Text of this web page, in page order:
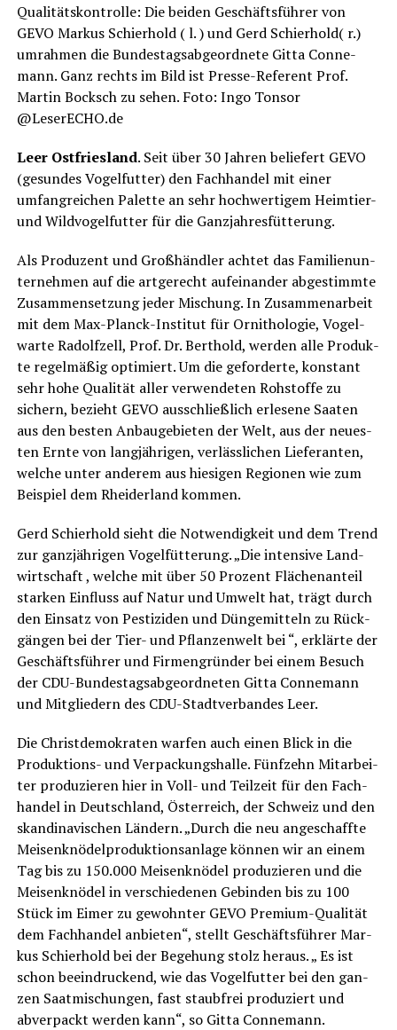
Qua­li­täts­kon­trol­le: Die bei­den Geschäfts­füh­rer von
GEVO Mar­kus Schier­hold ( l. ) und Gerd Schier­hold( r.)
umrah­men die Bun­des­tags­ab­ge­ord­ne­te Git­ta Con­ne­
mann. Ganz rechts im Bild ist Pres­se-Refe­rent Prof.
Mar­tin Bocksch zu sehen. Foto: Ingo Ton­sor
@LeserECHO.de
Leer Ost­fries­land. Seit über 30 Jah­ren belie­fert GEVO
(gesun­des Vogel­fut­ter) den Fach­han­del mit einer
umfang­rei­chen Palet­te an sehr hoch­wer­ti­gem Heim­tier-
und Wild­vo­gel­fut­ter für die Ganzjahresfütterung.
Als Pro­du­zent und Groß­händ­ler ach­tet das Fami­li­en­un­
ter­neh­men auf die art­ge­recht auf­ein­an­der abge­stimm­te
Zusam­men­set­zung jeder Mischung. In Zusam­men­ar­beit
mit dem Max-Planck-Insti­tut für Orni­tho­lo­gie, Vogel­
war­te Radolf­zell, Prof. Dr. Bert­hold, wer­den alle Pro­duk­
te regel­mä­ßig opti­miert. Um die gefor­der­te, kon­stant
sehr hohe Qua­li­tät aller ver­wen­de­ten Roh­stof­fe zu
sichern, bezieht GEVO aus­schließ­lich erle­se­ne Saa­ten
aus den bes­ten Anbau­ge­bie­ten der Welt, aus der neu­es­
ten Ern­te von lang­jäh­ri­gen, ver­läss­li­chen Lie­fe­ran­ten,
wel­che unter ande­rem aus hie­si­gen Regio­nen wie zum
Bei­spiel dem Rhei­der­land kommen.
Gerd Schier­hold sieht die Not­wen­dig­keit und dem Trend
zur ganz­jäh­ri­gen Vogel­füt­te­rung. „Die inten­si­ve Land­
wirt­schaft , wel­che mit über 50 Pro­zent Flä­chen­an­teil
star­ken Ein­fluss auf Natur und Umwelt hat, trägt durch
den Ein­satz von Pes­ti­zi­den und Dün­ge­mit­teln zu Rück­
gän­gen bei der Tier- und Pflan­zen­welt bei “, erklär­te der
Geschäfts­füh­rer und Fir­men­grün­der bei einem Besuch
der CDU-Bun­des­tags­ab­ge­ord­ne­ten Git­ta Con­ne­mann
und Mit­glie­dern des CDU-Stadt­ver­ban­des Leer.
Die Christ­de­mo­kra­ten war­fen auch einen Blick in die
Pro­duk­ti­ons- und Ver­pa­ckungs­hal­le. Fünf­zehn Mit­ar­bei­
ter pro­du­zie­ren hier in Voll- und Teil­zeit für den Fach­
han­del in Deutsch­land, Öster­reich, der Schweiz und den
skan­di­na­vi­schen Län­dern. „Durch die neu ange­schaff­te
Mei­sen­knö­del­pro­duk­ti­ons­an­la­ge kön­nen wir an einem
Tag bis zu 150.000 Mei­sen­knö­del pro­du­zie­ren und die
Mei­sen­knö­del in ver­schie­de­nen Gebin­den bis zu 100
Stück im Eimer zu gewohn­ter GEVO Pre­mi­um-Qua­li­tät
dem Fach­han­del anbie­ten“, stellt Geschäfts­füh­rer Mar­
kus Schier­hold bei der Bege­hung stolz her­aus. „ Es ist
schon beein­dru­ckend, wie das Vogel­fut­ter bei den gan­
zen Saat­mi­schun­gen, fast staub­frei pro­du­ziert und
abver­packt wer­den kann“, so Git­ta Connemann.